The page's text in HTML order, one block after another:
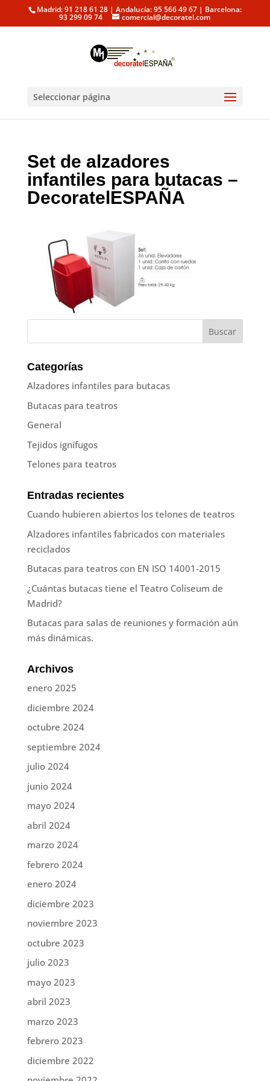
Madrid: 91 218 61 28 | Andalucía: 95 566 49 67 | Barcelona:
93 299 09 74 comercial@decoratel.com
Seleccionar página
Set de alzadores
infantiles para butacas –
DecoratelESPAÑA
Categorías
Alzadores infantiles para butacas
Butacas para teatros
General
Tejidos ignífugos
Telones para teatros
Entradas recientes
Cuando hubieren abiertos los telones de teatros
Alzadores infantiles fabricados con materiales
reciclados
Butacas para teatros con EN ISO 14001-2015
¿Cuántas butacas tiene el Teatro Coliseum de
Madrid?
Butacas para salas de reuniones y formación aún
más dinámicas.
Archivos
enero 2025
diciembre 2024
octubre 2024
septiembre 2024
julio 2024
junio 2024
mayo 2024
abril 2024
marzo 2024
febrero 2024
enero 2024
diciembre 2023
noviembre 2023
octubre 2023
julio 2023
mayo 2023
abril 2023
marzo 2023
febrero 2023
diciembre 2022